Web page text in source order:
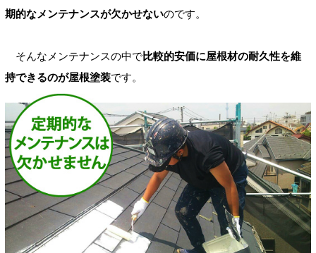
期的なメンテナンスが欠かせないのです。
そんなメンテナンスの中で比較的安価に屋根材の耐久性を維
持できるのが屋根塗装です。